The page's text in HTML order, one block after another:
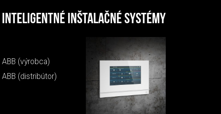
Inteligentné inštalačné systémy
ABB (výrobca)
ABB (distribútor)